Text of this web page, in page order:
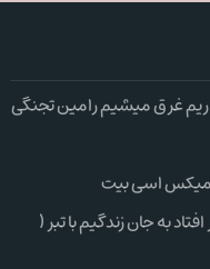
غرق میشیم رامین تجنگی
ریمیکس اسی بیت
به جان زندگیم با تبر (